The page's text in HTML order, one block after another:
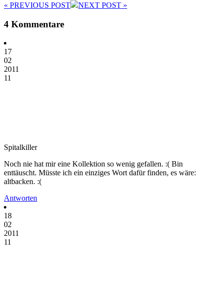
« PREVIOUS POST NEXT POST »
4 Kommentare
17
02
2011
11
Spitalkiller
Noch nie hat mir eine Kollektion so wenig gefallen. :( Bin
enttäuscht. Müsste ich ein einziges Wort dafür finden, es wäre:
altbacken. :(
Antworten
18
02
2011
11